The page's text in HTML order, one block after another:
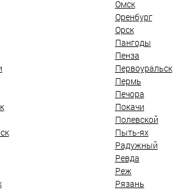
Омск
Оренбург
Орск
Пангоды
Пенза
Первоуральск
Пермь
Печора
Покачи
Полевской
Пыть-ях
Радужный
Ревда
Реж
Рязань